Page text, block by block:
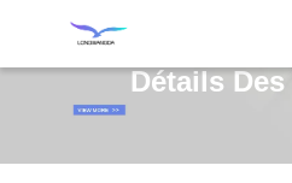
Détails